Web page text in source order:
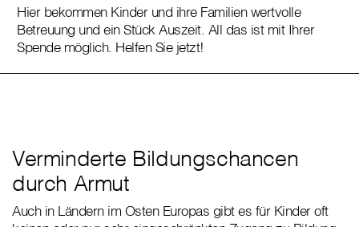
Hier bekommen Kinder und ihre Familien wertvolle
Betreuung und ein Stück Auszeit. All das ist mit Ihrer
Spende möglich. Helfen Sie jetzt!
Verminderte Bildungschancen
durch Armut
Auch in Ländern im Osten Europas gibt es für Kinder oft